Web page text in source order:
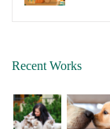
Recent Works